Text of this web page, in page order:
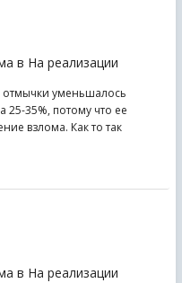
в На реализации
уменьшалось
35%, потому что ее
взлома. Как то так
в На реализации